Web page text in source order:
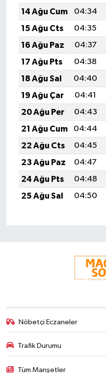
14 Ağu Cum
04:34
15 Ağu Cts
04:35
16 Ağu Paz
04:37
17 Ağu Pts
04:38
18 Ağu Sal
04:40
19 Ağu Çar
04:41
20 Ağu Per
04:43
21 Ağu Cum
04:44
22 Ağu Cts
04:45
23 Ağu Paz
04:47
24 Ağu Pts
04:48
25 Ağu Sal
04:50
Nöbetçi Eczaneler
Trafik Durumu
Tüm Manşetler